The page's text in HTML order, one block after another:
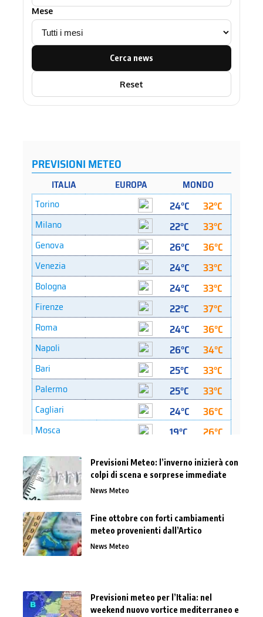
Mese
Cerca news
Reset
Previsioni Meteo: l’inverno inizierà con
colpi di scena e sorprese immediate
News Meteo
Fine ottobre con forti cambiamenti
meteo provenienti dall’Artico
News Meteo
Previsioni meteo per l’Italia: nel
weekend nuovo vortice mediterraneo e